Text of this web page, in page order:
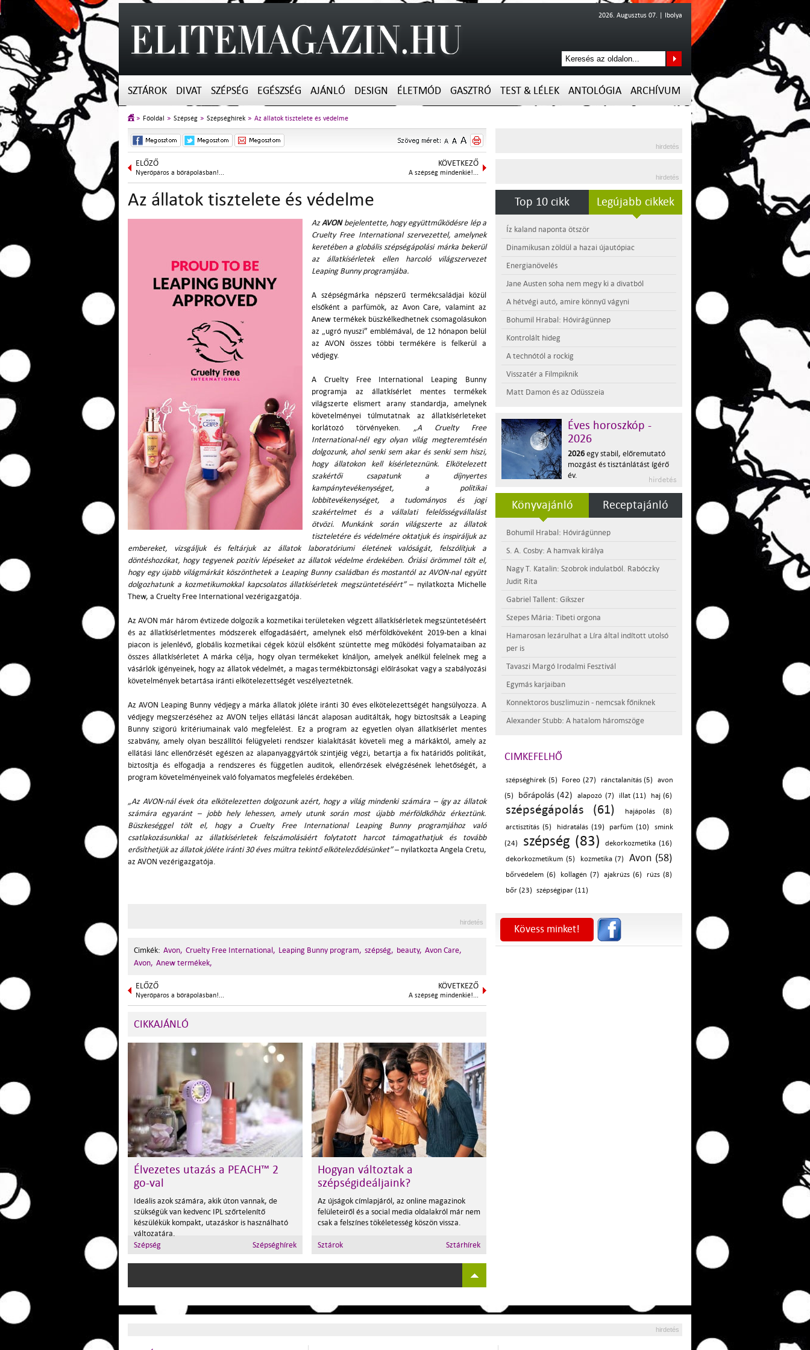
2026. Augusztus 07. | Ibolya
SZTÁROK DIVAT SZÉPSÉG EGÉSZSÉG AJÁNLÓ DESIGN ÉLETMÓD GASZTRÓ TEST & LÉLEK ANTOLÓGIA ARCHÍVUM
Főoldal Szépség Szépséghírek Az állatok tisztelete és védelme
ELŐZŐ
Nyerőpáros a bőrápolásban!...
KÖVETKEZŐ
A szépség mindenkié!...
Az állatok tisztelete és védelme
AzAVON bejelentette, hogy együttműködésre lép a
Cruelty Free International szervezettel, amelynek
keretében a globális szépségápolási márka bekerül
az állatkísérletek ellen harcoló világszervezet
Leaping Bunny programjába.
A szépségmárka népszerű termékcsaládjai közül
elsőként a parfümök, az Avon Care, valamint az
Anew termékek büszkélkedhetnek csomagolásukon
az „ugró nyuszi” emblémával, de 12 hónapon belül
az AVON összes többi termékére is felkerül a
védjegy.
A Cruelty Free International Leaping Bunny
programja az állatkísérlet mentes termékek
világszerte elismert arany standardja, amelynek
követelményei túlmutatnak az állatkísérleteket
korlátozó törvényeken. „A Cruelty Free
International-nél egy olyan világ megteremtésén
dolgozunk, ahol senki sem akar és senki sem hiszi,
hogy állatokon kell kísérleteznünk. Elkötelezett
szakértői csapatunk a díjnyertes
kampánytevékenységet, a politikai
lobbitevékenységet, a tudományos és jogi
szakértelmet és a vállalati felelősségvállalást
ötvözi. Munkánk során világszerte az állatok
tiszteletére és védelmére oktatjuk és inspiráljuk az
embereket, vizsgáljuk és feltárjuk az állatok laboratóriumi életének valóságát, felszólítjuk a
döntéshozókat, hogy tegyenek pozitív lépéseket az állatok védelme érdekében. Óriási örömmel tölt el,
hogy egy újabb világmárkát köszönthetek a Leaping Bunny családban és mostantól az AVON-nal együtt
dolgozhatunk a kozmetikumokkal kapcsolatos állatkísérletek megszüntetéséért”– nyilatkozta Michelle
Thew, a Cruelty Free International vezérigazgatója.
Az AVON már három évtizede dolgozik a kozmetikai területeken végzett állatkísérletek megszüntetéséért
és az állatkísérletmentes módszerek elfogadásáért, amelynek első mérföldköveként 2019-ben a kínai
piacon is jelenlévő, globális kozmetikai cégek közül elsőként szüntette meg működési folyamataiban az
összes állatkísérletet A márka célja, hogy olyan termékeket kínáljon, amelyek anélkül felelnek meg a
vásárlók igényeinek, hogy az állatok védelmét, a magas termékbiztonsági előírásokat vagy a szabályozási
követelmények betartása iránti elkötelezettségét veszélyeztetnék.
Az AVON Leaping Bunny védjegy a márka állatok jóléte iránti 30 éves elkötelezettségét hangsúlyozza. A
védjegy megszerzéséhez az AVON teljes ellátási láncát alaposan auditálták, hogy biztosítsák a Leaping
Bunny szigorú kritériumainak való megfelelést. Ez a program az egyetlen olyan állatkísérlet mentes
szabvány, amely olyan beszállítói felügyeleti rendszer kialakítását követeli meg a márkáktól, amely az
ellátási lánc ellenőrzését egészen az alapanyaggyártók szintjéig végzi, betartja a fix határidős politikát,
biztosítja és elfogadja a rendszeres és független auditok, ellenőrzések elvégzésének lehetőségét, a
program követelményeinek való folyamatos megfelelés érdekében.
„Az AVON-nál évek óta elkötelezetten dolgozunk azért, hogy a világ mindenki számára – így az állatok
számára egyaránt – jobb hely lehessen, amely utunk során most újabb mérföldkőhöz érkeztünk.
Büszkeséggel tölt el, hogy a Cruelty Free International Leaping Bunny programjához való
csatlakozásunkkal az állatkísérletek felszámolásáért folytatott harcot támogathatjuk és tovább
erősíthetjük az állatok jóléte iránti 30 éves múltra tekintő elköteleződésünket”– nyilatkozta Angela Cretu,
az AVON vezérigazgatója.
hirdetés
Cimkék: Avon, Cruelty Free International, Leaping Bunny program, szépség, beauty, Avon Care,
Avon, Anew termékek,
ELŐZŐ
Nyerőpáros a bőrápolásban!...
KÖVETKEZŐ
A szépség mindenkié!...
CIKKAJÁNLÓ
Élvezetes utazás a PEACH™ 2
go-val
Ideális azok számára, akik úton vannak, de
szükségük van kedvenc IPL szőrtelenítő
készülékük kompakt, utazáskor is használható
változatára.
Szépség
Szépséghírek
Hogyan változtak a
szépségideáljaink?
Az újságok címlapjáról, az online magazinok
felületeiről és a social media oldalakról már nem
csak a felszínes tökéletesség köszön vissza.
Sztárok Sztárhírek
hirdetés
hirdetés
Top 10 cikk Legújabb cikkek
Íz kaland naponta ötször
Dinamikusan zöldül a hazai újautópiac
Energianövelés
Jane Austen soha nem megy ki a divatból
A hétvégi autó, amire könnyű vágyni
Bohumil Hrabal: Hóvirágünnep
Kontrolált hideg
A technótól a rockig
Visszatér a Filmpiknik
Matt Damon és az Odüsszeia
Éves horoszkóp -
2026
2026 egy stabil, előremutató
mozgást és tisztánlátást ígérő
év.
Könyvajánló Receptajánló
Bohumil Hrabal: Hóvirágünnep
S. A. Cosby: A hamvak királya
Nagy T. Katalin: Szobrok indulatból. Rabóczky
Judit Rita
Gabriel Tallent: Gikszer
Szepes Mária: Tibeti orgona
Hamarosan lezárulhat a Líra által indított utolsó
per is
Tavaszi Margó Irodalmi Fesztivál
Egymás karjaiban
Konnektoros buszlimuzin - nemcsak főniknek
Alexander Stubb: A hatalom háromszöge
CIMKEFELHŐ
szépséghírek (5) Foreo (27) ránctalanítás (5)
avon
(5)
bőrápolás (42) alapozó (7) illat (11) haj (6)
szépségápolás (61)
hajápolás (8)
arctisztítás (5)
hidratálás (19) parfüm (10) smink
(24) szépség (83)
dekorkozmetika (16)
dekorkozmetikum (5)
kozmetika (7) Avon (58)
bőrvédelem (6) kollagén (7) ajakrúzs (6)
rúzs (8)
bőr (23)
szépségipar (11)
Kövess minket!
hirdetés